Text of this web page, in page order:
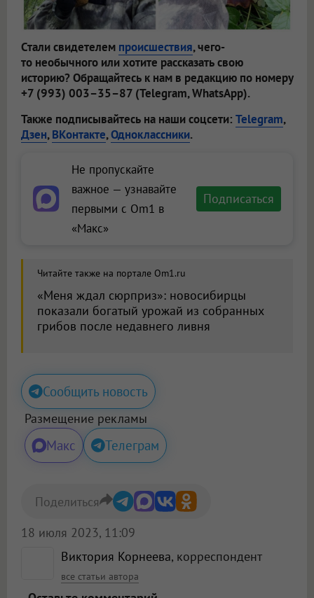
Стали свидетелем происшествия, чего-
то необычного или хотите рассказать свою
историю? Обращайтесь к нам в редакцию по номеру
+7 (993) 003–35–87 (Telegram, WhatsApp).
Также подписывайтесь на наши соцсети: Telegram,
Дзен,ВКонтакте,Одноклассники.
Не пропускайте
важное — узнавайте
первыми с Om1 в
«Макс»
Подписаться
Читайте также на портале Om1.ru
«Меня ждал сюрприз»: новосибирцы
показали богатый урожай из собранных
грибов после недавнего ливня
Сообщить новость
Размещение рекламы
Макс Телеграм
Виктория Корнеева, корреспондент
все статьи автора
18 июля 2023, 11:09
Поделиться